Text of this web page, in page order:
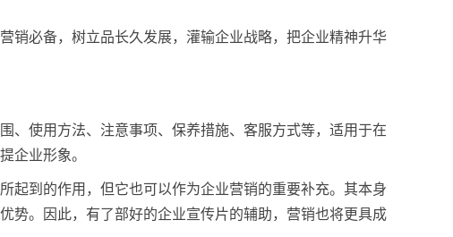
销必备，树立品长久发展，灌输企业战略，把企业精神升华
、使用方法、注意事项、保养措施、客服方式等，适用于在
企业形象。
起到的作用，但它也可以作为企业营销的重要补充。其本身
势。因此，有了部好的企业宣传片的辅助，营销也将更具成